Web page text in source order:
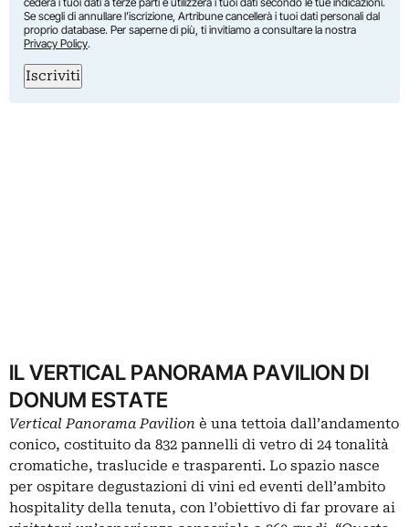
Se scegli di annullare l’iscrizione, Artribune cancellerà i tuoi dati personali dal
proprio database. Per saperne di più, ti invitiamo a consultare la nostra
Privacy Policy.
Iscriviti
IL VERTICAL PANORAMA PAVILION DI
DONUM ESTATE
Vertical Panorama Pavilion è una tettoia dall’andamento
conico, costituito da 832 pannelli di vetro di 24 tonalità
cromatiche, traslucide e trasparenti. Lo spazio nasce
per ospitare degustazioni di vini ed eventi dell’ambito
hospitality della tenuta, con l’obiettivo di far provare ai